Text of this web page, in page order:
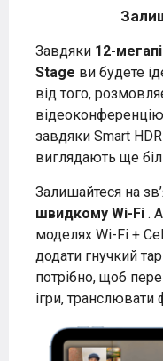
Завдяки 12-
Stage ви будете
від того,
завдяки Smart
виглядають ще
Залишайтеся на
швидкому Wi-Fi .
моделях Wi-Fi +
додати гнучкий
потрібно, щоб
ігри, транслювати